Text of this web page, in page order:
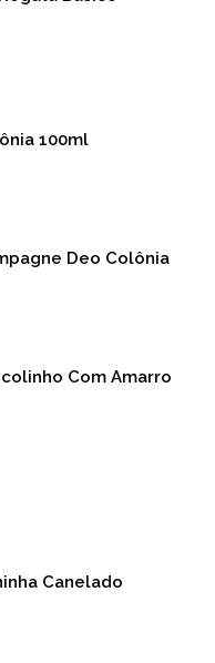
100ml
Deo Colônia
Com Amarro
Canelado